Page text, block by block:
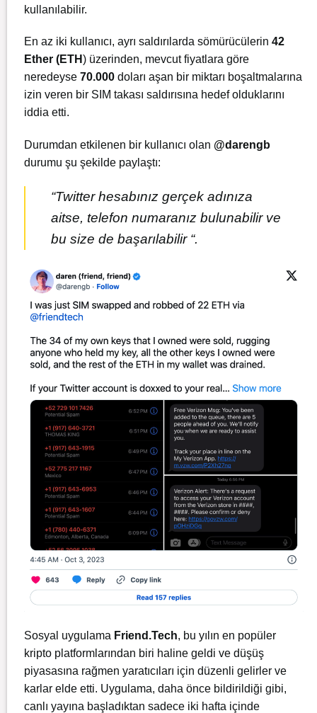
kullanılabilir.
En az iki kullanıcı, ayrı saldırılarda sömürücülerin 42
Ether (ETH) üzerinden, mevcut fiyatlara göre
neredeyse 70.000 doları aşan bir miktarı boşaltmalarına
izin veren bir SIM takası saldırısına hedef olduklarını
iddia etti.
Durumdan etkilenen bir kullanıcı olan @darengb
durumu şu şekilde paylaştı:
“Twitter hesabınız gerçek adınıza
aitse, telefon numaranız bulunabilir ve
bu size de başarılabilir “.
Sosyal uygulama Friend.Tech, bu yılın en popüler
kripto platformlarından biri haline geldi ve düşüş
piyasasına rağmen yaratıcıları için düzenli gelirler ve
karlar elde etti. Uygulama, daha önce bildirildiği gibi,
canlı yayına başladıktan sadece iki hafta içinde